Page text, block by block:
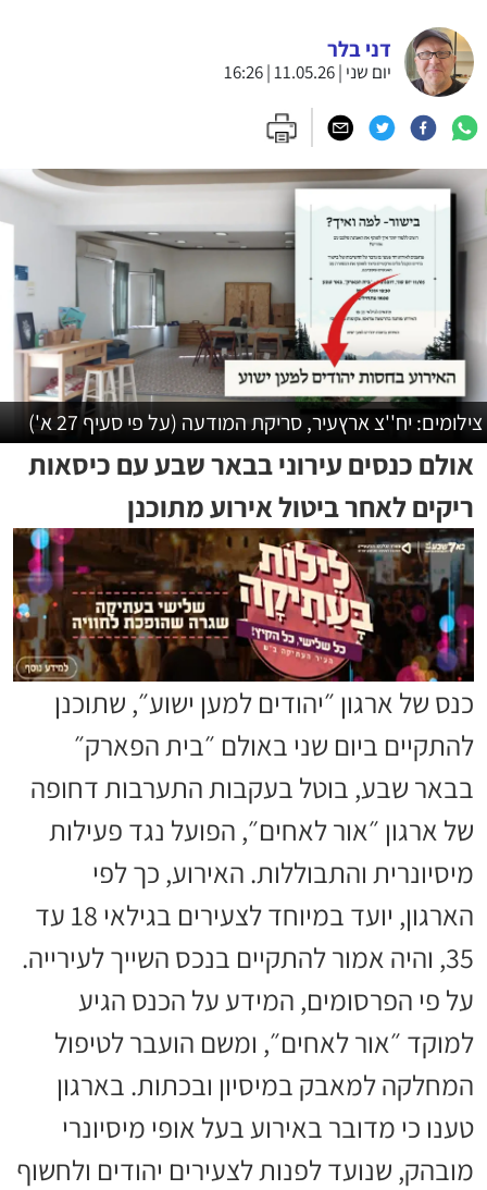
דני בלר
יום שני | 11.05.26 | 16:26
צילומים: יח''צ ארץעיר, סריקת המודעה (על פי סעיף 27 א')
אולם כנסים עירוני בבאר שבע עם כיסאות
ריקים לאחר ביטול אירוע מתוכנן
כנס של ארגון ״יהודים למען ישוע״, שתוכנן
להתקיים ביום שני באולם ״בית הפארק״
בבאר שבע, בוטל בעקבות התערבות דחופה
של ארגון ״אור לאחים״, הפועל נגד פעילות
מיסיונרית והתבוללות. האירוע, כך לפי
הארגון, יועד במיוחד לצעירים בגילאי 18 עד
35, והיה אמור להתקיים בנכס השייך לעירייה.
על פי הפרסומים, המידע על הכנס הגיע
למוקד ״אור לאחים״, ומשם הועבר לטיפול
המחלקה למאבק במיסיון ובכתות. בארגון
טענו כי מדובר באירוע בעל אופי מיסיונרי
מובהק, שנועד לפנות לצעירים יהודים ולחשוף